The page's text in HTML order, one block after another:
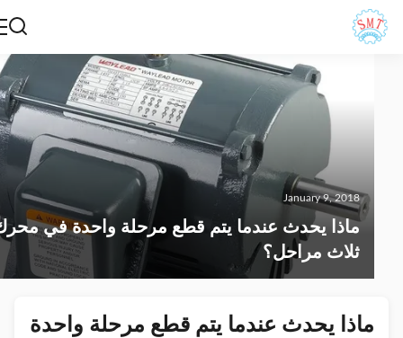
January 9, 2018
ماذا يحدث عندما يتم قطع مرحلة واحدة في محرك
ثلاث مراحل؟
ماذا يحدث عندما يتم قطع مرحلة واحدة